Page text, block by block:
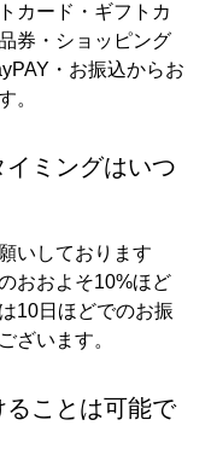
カード・ギフトカ
券・ショッピング
・お振込からお
。
イミングはいつ
いしております
おおよそ10%ほど
10日ほどでのお振
ざいます。
ことは可能で